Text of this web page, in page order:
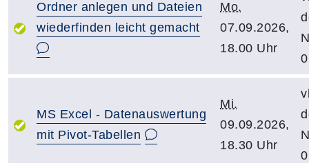
Ordner anlegen und Dateien
wiederfinden leicht gemacht
Mo.
07.09.2026,
18.00 Uhr
MS Excel - Datenauswertung
mit Pivot-Tabellen
Mi.
09.09.2026,
18.30 Uhr